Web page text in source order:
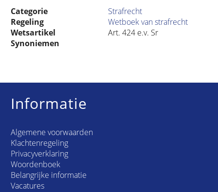
Categorie
Strafrecht
Regeling
Wetboek van strafrecht
Wetsartikel
Art. 424 e.v. Sr
Synoniemen
Informatie
Algemene voorwaarden
Klachtenregeling
Privacyverklaring
Woordenboek
Belangrijke informatie
Vacatures